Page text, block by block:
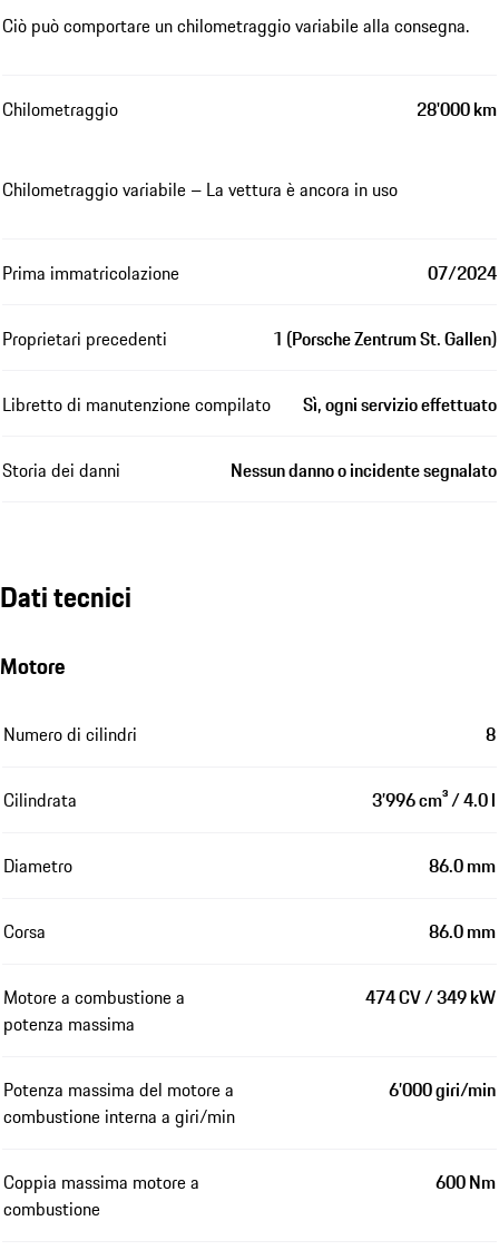
Ciò può comportare un chilometraggio variabile alla consegna.
Chilometraggio 28'000 km
Chilometraggio variabile – La vettura è ancora in uso
Prima immatricolazione 07/2024
Proprietari precedenti 1 (Porsche Zentrum St. Gallen)
Libretto di manutenzione compilato Sì, ogni servizio effettuato
Storia dei danni Nessun danno o incidente segnalato
Dati tecnici
Motore
Numero di cilindri 8
Cilindrata 3’996 cm³ / 4.0 l
Diametro 86.0 mm
Corsa 86.0 mm
Motore a combustione a
potenza massima
474 CV / 349 kW
Potenza massima del motore a
combustione interna a giri/min
6’000 giri/min
Coppia massima motore a
combustione
600 Nm